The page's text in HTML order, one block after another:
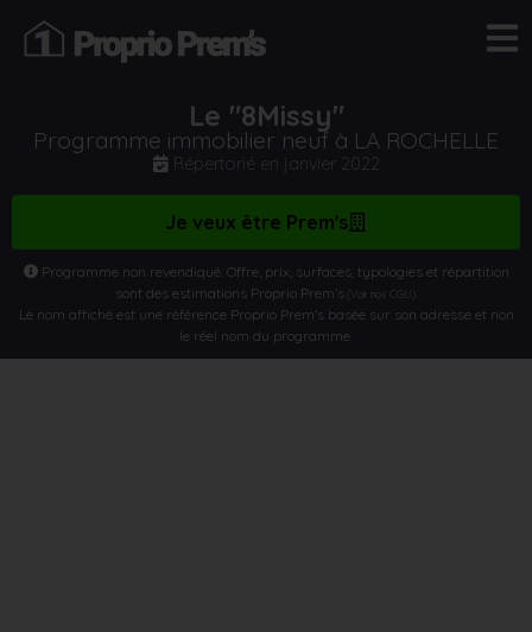
Le "8Missy"
Programme immobilier neuf à LA ROCHELLE
Répertorié en janvier 2022
Je veux être Prem's
Programme non revendiqué. Offre, prix, surfaces, typologies et répartition
sont des estimations Proprio Prem’s(Voir nos CGU)
Le nom affiché est une référence Proprio Prem’s basée sur son adresse et non
le réel nom du programme.